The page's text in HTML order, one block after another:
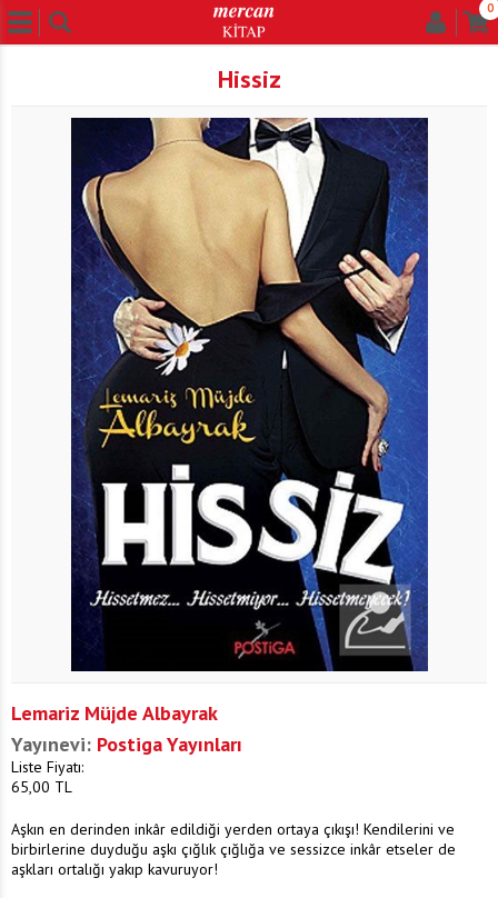
0
Hissiz
Lemariz Müjde Albayrak
Yayınevi: Postiga Yayınları
Liste Fiyatı:
65,00 TL
Aşkın en derinden inkâr edildiği yerden ortaya çıkışı! Kendilerini ve
birbirlerine duyduğu aşkı çığlık çığlığa ve sessizce inkâr etseler de
aşkları ortalığı yakıp kavuruyor!